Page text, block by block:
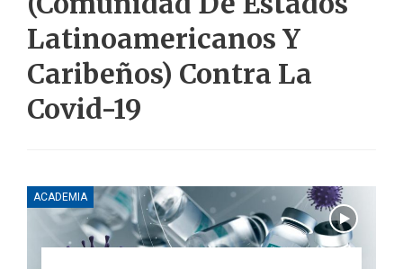
Latinoamericanos Y
Caribeños) Contra La
Covid-19
ACADEMIA